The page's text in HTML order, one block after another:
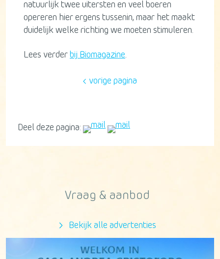
natuurlijk twee uitersten en veel boeren
opereren hier ergens tussenin, maar het maakt
duidelijk welke richting we moeten stimuleren.
Lees verder bij Biomagazine.
vorige pagina
Deel deze pagina:
Vraag & aanbod
Bekijk alle advertenties